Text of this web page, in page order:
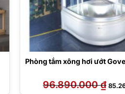
Phòng tắm xông hơi ướt
96.890.000₫ Giá
gốc